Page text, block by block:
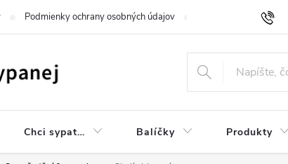
Podmienky ochrany osobných údajov Reklamácie a vrátenie
Chci sypat… Balíčky Produkty